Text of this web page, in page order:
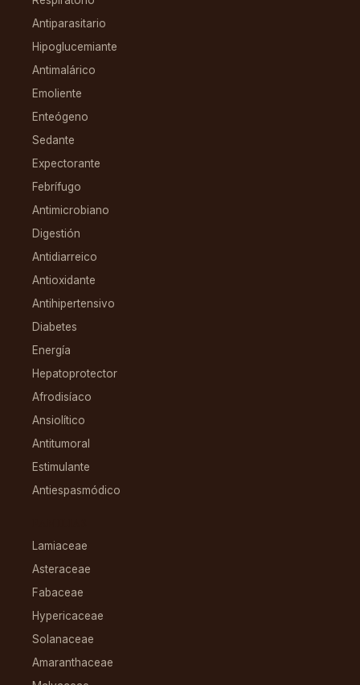
Antiparasitario
Hipoglucemiante
Antimalárico
Emoliente
Enteógeno
Sedante
Expectorante
Febrífugo
Antimicrobiano
Digestión
Antidiarreico
Antioxidante
Antihipertensivo
Diabetes
Energía
Hepatoprotector
Afrodisíaco
Ansiolítico
Antitumoral
Estimulante
Antiespasmódico
Lamiaceae
Asteraceae
Fabaceae
Hypericaceae
Solanaceae
Amaranthaceae